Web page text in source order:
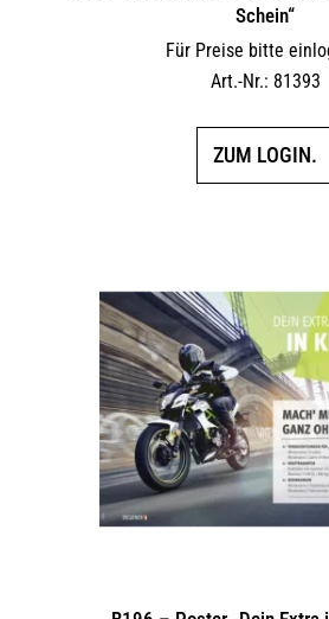
Schein“
Für Preise bitte
Art.-Nr.: 81393
ZUM LOGIN.